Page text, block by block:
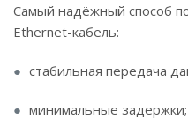
Самый надёжный способ
Ethernet-кабель:
стабильная передача
минимальные задержки;